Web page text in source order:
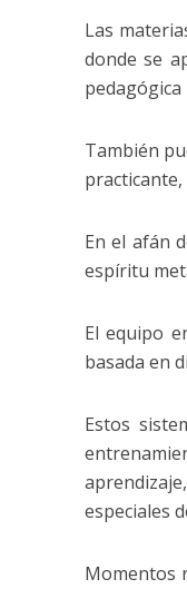
Las
donde se
pedagógica
También
En el afán
espíritu
El equipo
basada en
Estos
especiales
Momentos